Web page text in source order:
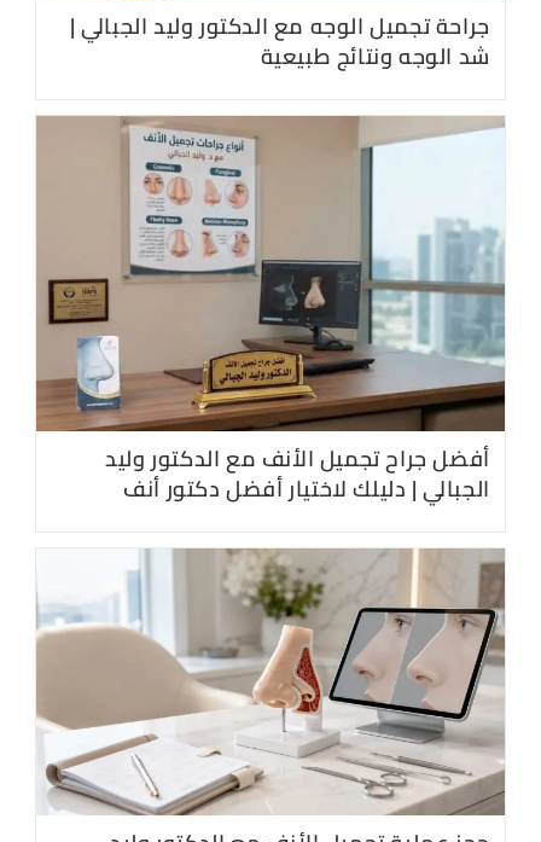
جراحة تجميل الوجه مع الدكتور وليد الجبالي |
شد الوجه ونتائج طبيعية
أفضل جراح تجميل الأنف مع الدكتور وليد
الجبالي | دليلك لاختيار أفضل دكتور أنف